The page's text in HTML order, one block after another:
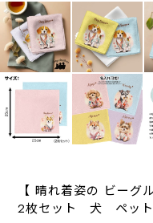
【 晴れ着姿の ビー
2枚セット 犬 ペッ